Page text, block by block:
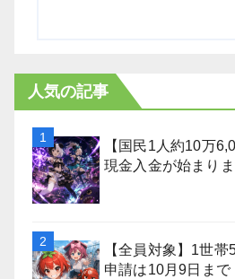
人気の記事
【国民1人約10万
現金入金が始まりま
【全員対象】1世
申請は10月9日まで